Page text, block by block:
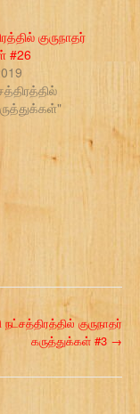
குருநாதர்
#26
குருநாதர்
கருத்துக்கள் #3 →